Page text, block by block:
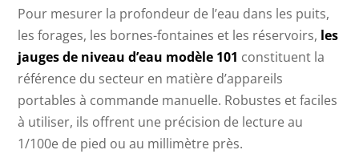
Pour mesurer la profondeur de l’eau dans les puits,
les forages, les bornes-fontaines et les réservoirs, les
jauges de niveau d’eau modèle 101 constituent la
référence du secteur en matière d’appareils
portables à commande manuelle. Robustes et faciles
à utiliser, ils offrent une précision de lecture au
1/100e de pied ou au millimètre près.